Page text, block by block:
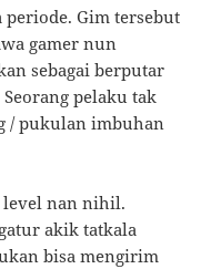
Gim tersebut
gamer nun
sebagai berputar
pelaku tak
/ pukulan imbuhan
level nan nihil.
akik tatkala
bisa mengirim